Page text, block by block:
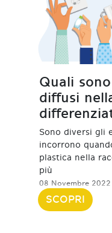
Quali
diffusi
Sono diversi gli
incorrono
plastica nella
più
08 Novembre 2022
SCOPRI